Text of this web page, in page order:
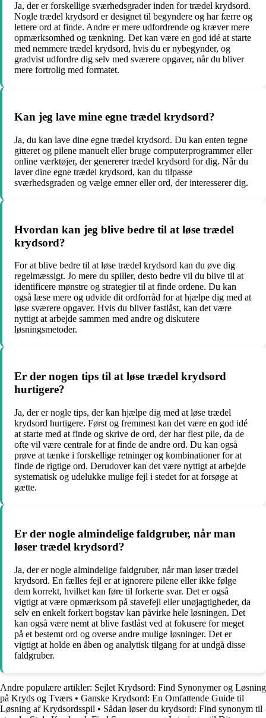
Ja, der er forskellige sværhedsgrader inden for trædel krydsord.
Nogle trædel krydsord er designet til begyndere og har færre og
lettere ord at finde. Andre er mere udfordrende og kræver mere
opmærksomhed og tænkning. Det kan være en god idé at starte
med nemmere trædel krydsord, hvis du er nybegynder, og
gradvist udfordre dig selv med sværere opgaver, når du bliver
mere fortrolig med formatet.
Kan jeg lave mine egne trædel krydsord?
Ja, du kan lave dine egne trædel krydsord. Du kan enten tegne
gitteret og pilene manuelt eller bruge computerprogrammer eller
online værktøjer, der genererer trædel krydsord for dig. Når du
laver dine egne trædel krydsord, kan du tilpasse
sværhedsgraden og vælge emner eller ord, der interesserer dig.
Hvordan kan jeg blive bedre til at løse trædel
krydsord?
For at blive bedre til at løse trædel krydsord kan du øve dig
regelmæssigt. Jo mere du spiller, desto bedre vil du blive til at
identificere mønstre og strategier til at finde ordene. Du kan
også læse mere og udvide dit ordforråd for at hjælpe dig med at
løse sværere opgaver. Hvis du bliver fastlåst, kan det være
nyttigt at arbejde sammen med andre og diskutere
løsningsmetoder.
Er der nogen tips til at løse trædel krydsord
hurtigere?
Ja, der er nogle tips, der kan hjælpe dig med at løse trædel
krydsord hurtigere. Først og fremmest kan det være en god idé
at starte med at finde og skrive de ord, der har flest pile, da de
ofte vil være centrale for at finde de andre ord. Du kan også
prøve at tænke i forskellige retninger og kombinationer for at
finde de rigtige ord. Derudover kan det være nyttigt at arbejde
systematisk og udelukke mulige fejl i stedet for at forsøge at
gætte.
Er der nogle almindelige faldgruber, når man
løser trædel krydsord?
Ja, der er nogle almindelige faldgruber, når man løser trædel
krydsord. En fælles fejl er at ignorere pilene eller ikke følge
dem korrekt, hvilket kan føre til forkerte svar. Det er også
vigtigt at være opmærksom på stavefejl eller unøjagtigheder, da
selv en enkelt forkert bogstav kan påvirke hele løsningen. Det
kan også være nemt at blive fastlåst ved at fokusere for meget
på et bestemt ord og overse andre mulige løsninger. Det er
vigtigt at holde en åben og analytisk tilgang for at undgå disse
faldgruber.
Andre populære artikler: Sejlet Krydsord: Find Synonymer og Løsning
på Kryds og Tværs • Ganske Krydsord: En Omfattende Guide til
Løsning af Krydsordsspil • Sådan løser du krydsord: Find synonym til